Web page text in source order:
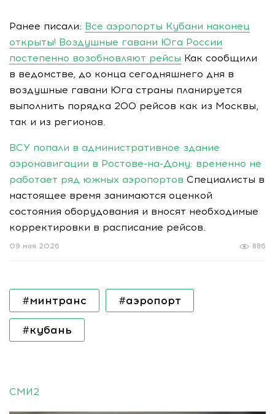
Ранее писали: Все аэропорты Кубани наконец
открыты! Воздушные гавани Юга России
постепенно возобновляют рейсы Как сообщили
в ведомстве, до конца сегодняшнего дня в
воздушные гавани Юга страны планируется
выполнить порядка 200 рейсов как из Москвы,
так и из регионов.
ВСУ попали в административное здание
аэронавигации в Ростове-на-Дону: временно не
работает ряд южных аэропортов Специалисты в
настоящее время занимаются оценкой
состояния оборудования и вносят необходимые
корректировки в расписание рейсов.
886
09 мая 2026
#минтранс #аэропорт
#кубань
СМИ2